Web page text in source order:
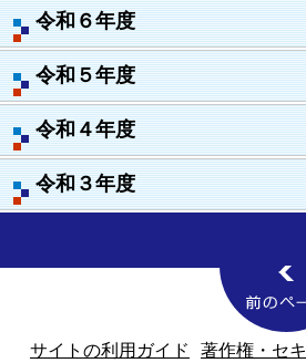
令和６年度
令和５年度
令和４年度
令和３年度
サイトの利用ガイド
著作権・セ